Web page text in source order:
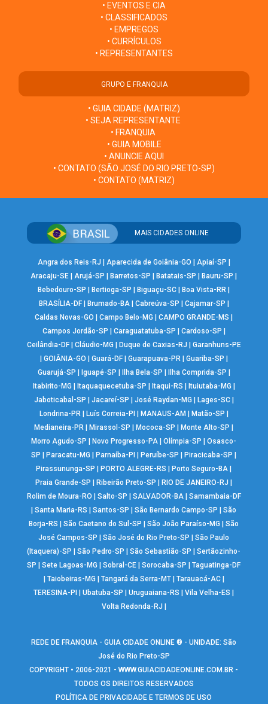
• EVENTOS E CIA
• CLASSIFICADOS
• EMPREGOS
• CURRÍCULOS
• REPRESENTANTES
GRUPO E FRANQUIA
• GUIA CIDADE (MATRIZ)
• SEJA REPRESENTANTE
• FRANQUIA
• GUIA MOBILE
• ANUNCIE AQUI
• CONTATO (SÃO JOSÉ DO RIO PRETO-SP)
• CONTATO (MATRIZ)
MAIS CIDADES ONLINE
Angra dos Reis-RJ | Aparecida de Goiânia-GO | Apiaí-SP |
Aracaju-SE | Arujá-SP |Barretos-SP |Batatais-SP |Bauru-SP |
Bebedouro-SP |Bertioga-SP |Biguaçu-SC |Boa Vista-RR |
BRASÍLIA-DF| Brumado-BA| Cabreúva-SP | Cajamar-SP |
Caldas Novas-GO |Campo Belo-MG |CAMPO GRANDE-MS |
Campos Jordão-SP | Caraguatatuba-SP | Cardoso-SP |
Ceilândia-DF| Cláudio-MG | Duque de Caxias-RJ | Garanhuns-PE
| GOIÂNIA-GO | Guará-DF| Guarapuava-PR | Guariba-SP |
Guarujá-SP | Iguapé-SP | Ilha Bela-SP | Ilha Comprida-SP |
Itabirito-MG | Itaquaquecetuba-SP | Itaqui-RS | Ituiutaba-MG |
Jaboticabal-SP | Jacareí-SP | José Raydan-MG | Lages-SC|
Londrina-PR | Luís Correia-PI | MANAUS-AM | Matão-SP |
Medianeira-PR |Mirassol-SP |Mococa-SP |Monte Alto-SP |
Morro Agudo-SP |Novo Progresso-PA |Olímpia-SP |Osasco-
SP |Paracatu-MG |Parnaíba-PI |Peruíbe-SP |Piracicaba-SP |
Pirassununga-SP |PORTO ALEGRE-RS |Porto Seguro-BA |
Praia Grande-SP |Ribeirão Preto-SP |RIO DE JANEIRO-RJ |
Rolim de Moura-RO | Salto-SP | SALVADOR-BA| Samambaia-DF
|Santa Maria-RS |Santos-SP |São Bernardo Campo-SP |São
Borja-RS |São Caetano do Sul-SP |São João Paraíso-MG |São
José Campos-SP |São José do Rio Preto-SP |São Paulo
(Itaquera)-SP |São Pedro-SP |São Sebastião-SP |Sertãozinho-
SP |Sete Lagoas-MG |Sobral-CE |Sorocaba-SP |Taguatinga-DF
| Taiobeiras-MG | Tangará da Serra-MT| Tarauacá-AC|
TERESINA-PI |Ubatuba-SP |Uruguaiana-RS |Vila Velha-ES |
Volta Redonda-RJ |
REDE DE FRANQUIA - GUIA CIDADE ONLINE ® - UNIDADE: São
José do Rio Preto-SP
COPYRIGHT • 2006-2021 -WWW.GUIACIDADEONLINE.COM.BR -
TODOS OS DIREITOS RESERVADOS
POLÍTICA DE PRIVACIDADE E TERMOS DE USO